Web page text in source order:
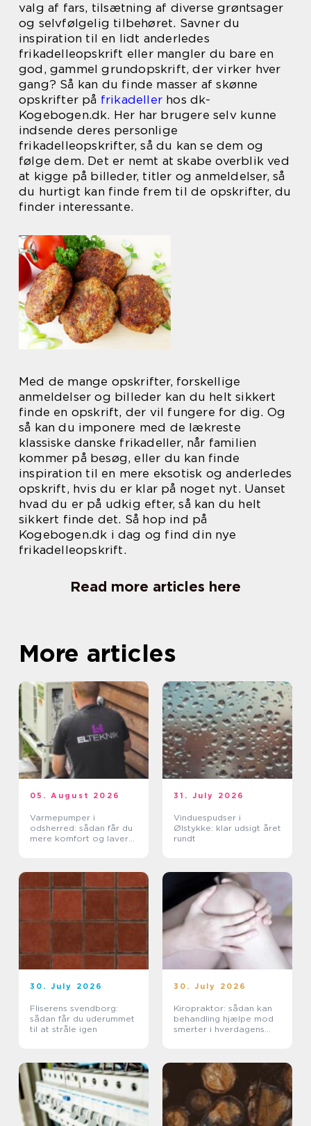
valg af fars, tilsætning af diverse grøntsager
og selvfølgelig tilbehøret. Savner du
inspiration til en lidt anderledes
frikadelleopskrift eller mangler du bare en
god, gammel grundopskrift, der virker hver
gang? Så kan du finde masser af skønne
opskrifter på frikadeller hos dk-
Kogebogen.dk. Her har brugere selv kunne
indsende deres personlige
frikadelleopskrifter, så du kan se dem og
følge dem. Det er nemt at skabe overblik ved
at kigge på billeder, titler og anmeldelser, så
du hurtigt kan finde frem til de opskrifter, du
finder interessante.
Med de mange opskrifter, forskellige
anmeldelser og billeder kan du helt sikkert
finde en opskrift, der vil fungere for dig. Og
så kan du imponere med de lækreste
klassiske danske frikadeller, når familien
kommer på besøg, eller du kan finde
inspiration til en mere eksotisk og anderledes
opskrift, hvis du er klar på noget nyt. Uanset
hvad du er på udkig efter, så kan du helt
sikkert finde det. Så hop ind på
Kogebogen.dk i dag og find din nye
frikadelleopskrift.
Read more articles here
More articles
05. August 2026
Varmepumper i
odsherred: sådan får du
mere komfort og lavere
31. July 2026
Vinduespudser i
Ølstykke: klar udsigt året
rundt
30. July 2026
Fliserens svendborg:
sådan får du uderummet
til at stråle igen
30. July 2026
Kiropraktor: sådan kan
behandling hjælpe mod
smerter i hverdagens